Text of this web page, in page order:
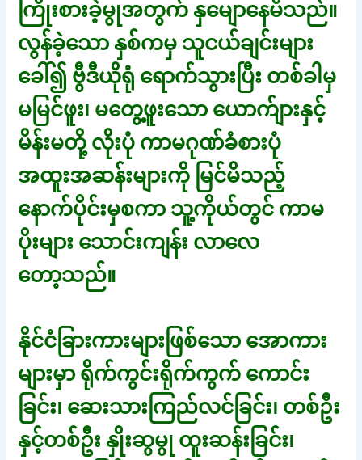
ကြိုးစားခဲ့မွုအတွက် နှမျောနေမိသည်။
လွန်ခဲ့သော နှစ်ကမှ သူငယ်ချင်းများ
ခေါ်၍ ဗွီဒီယိုရုံ ရောက်သွားပြီး တစ်ခါမှ
မမြင်ဖူး၊ မတွေ့ဖူးသော ယောက်ျားနှင့်
မိန်းမတို့ လိုးပုံ ကာမဂုဏ်ခံစားပုံ
အထူးအဆန်းများကို မြင်မိသည့်
နောက်ပိုင်းမှစကာ သူ့ကိုယ်တွင် ကာမ
ပိုးများ သောင်းကျန်း လာလေ
တော့သည်။
နိုင်ငံခြားကားများဖြစ်သော အောကား
များမှာ ရိုက်ကွင်းရိုက်ကွက် ကောင်း
ခြင်း၊ ဆေးသားကြည်လင်ခြင်း၊ တစ်ဦး
နှင့်တစ်ဦး နှိုးဆွမွု ထူးဆန်းခြင်း၊